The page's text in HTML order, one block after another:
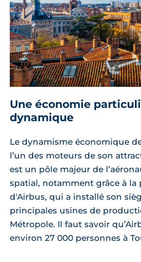
Une économie
dynamique
Le dynamisme économique
l’un des moteurs de son
est un pôle majeur de
spatial, notamment grâce à la
d'Airbus, qui a installé son
principales usines de
Métropole. Il faut savoir
environ 27 000 personnes à